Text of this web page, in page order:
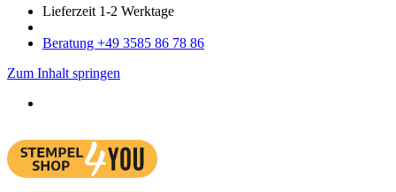
Liefer­zeit 1-2 Werk­tage
Bera­tung +49 3585 86 78 86
Zum Inhalt springen